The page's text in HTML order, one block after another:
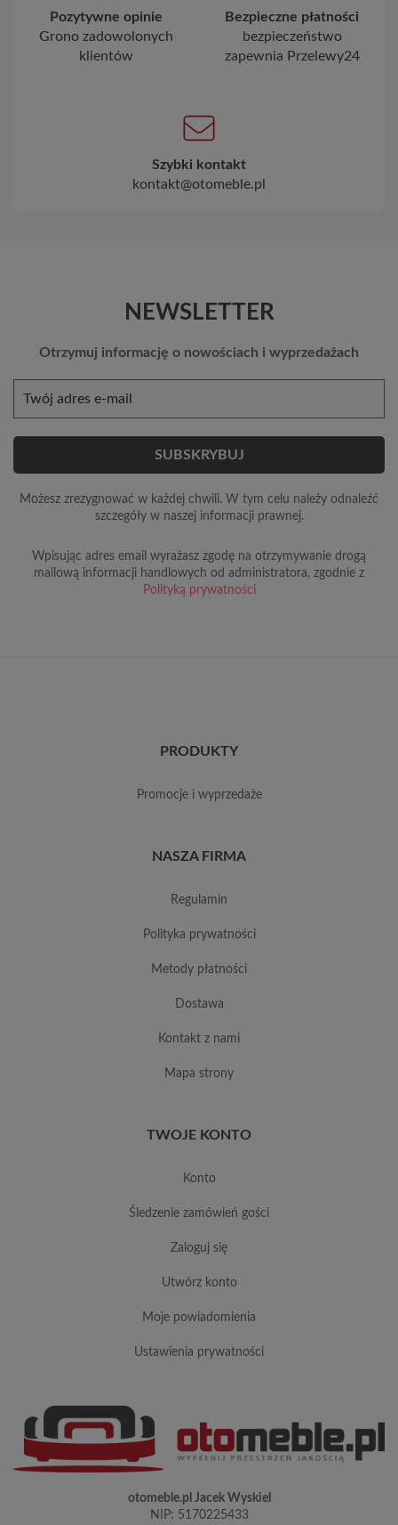
Pozytywne opinie
Grono zadowolonych
klientów
Bezpieczne płatności
bezpieczeństwo
zapewnia Przelewy24
Szybki kontakt
kontakt@otomeble.pl
NEWSLETTER
Otrzymuj informację o nowościach i wyprzedażach
Możesz zrezygnować w każdej chwili. W tym celu należy odnaleźć
szczegóły w naszej informacji prawnej.
Wpisując adres email wyrażasz zgodę na otrzymywanie drogą
mailową informacji handlowych od administratora, zgodnie z
Polityką prywatności
PRODUKTY
promocje i wyprzedaże
NASZA FIRMA
regulamin
polityka prywatności
metody płatności
dostawa
kontakt z nami
mapa strony
TWOJE KONTO
konto
śledzenie zamówień gości
zaloguj się
utwórz konto
moje powiadomienia
ustawienia prywatności
otomeble.pl Jacek Wyskiel
NIP: 5170225433